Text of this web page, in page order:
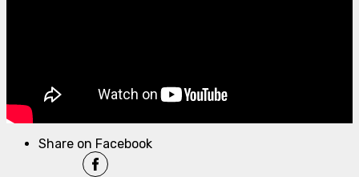
Share on Facebook